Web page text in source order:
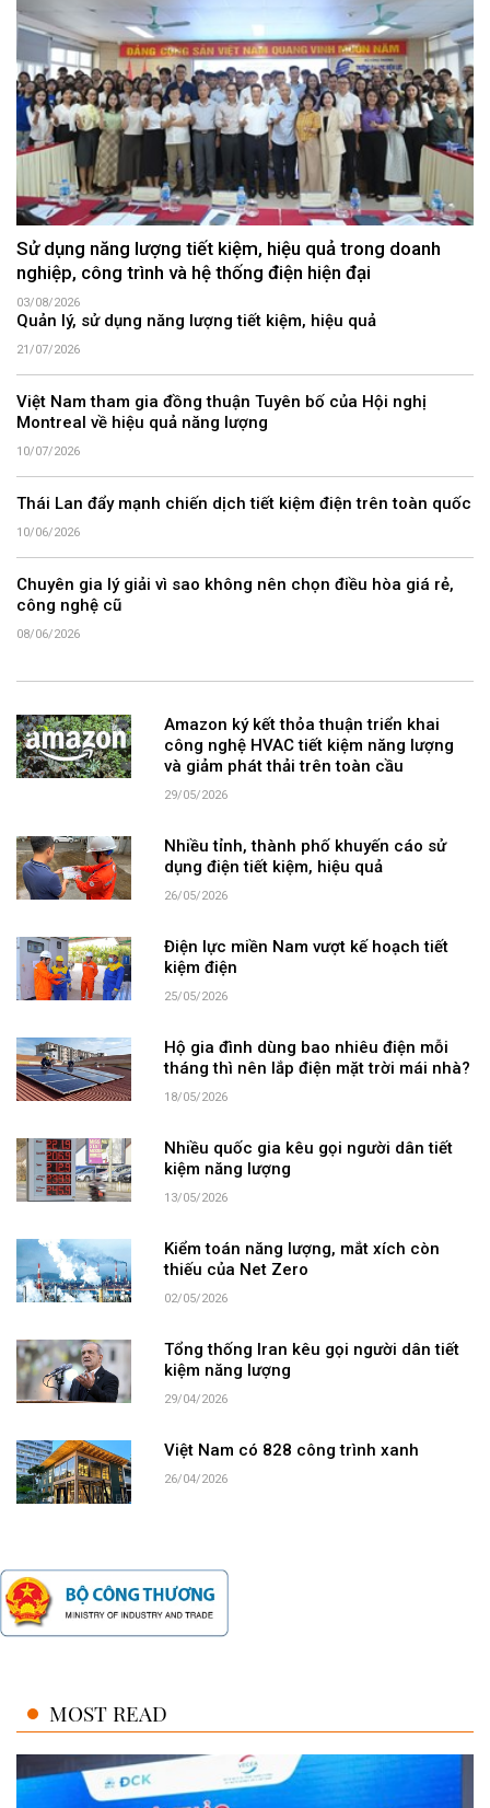
Sử dụng năng lượng tiết kiệm, hiệu quả trong doanh
nghiệp, công trình và hệ thống điện hiện đại
03/08/2026
Quản lý, sử dụng năng lượng tiết kiệm, hiệu quả
21/07/2026
Việt Nam tham gia đồng thuận Tuyên bố của Hội nghị
Montreal về hiệu quả năng lượng
10/07/2026
Thái Lan đẩy mạnh chiến dịch tiết kiệm điện trên toàn quốc
10/06/2026
Chuyên gia lý giải vì sao không nên chọn điều hòa giá rẻ,
công nghệ cũ
08/06/2026
Amazon ký kết thỏa thuận triển khai
công nghệ HVAC tiết kiệm năng lượng
và giảm phát thải trên toàn cầu
29/05/2026
Nhiều tỉnh, thành phố khuyến cáo sử
dụng điện tiết kiệm, hiệu quả
26/05/2026
Điện lực miền Nam vượt kế hoạch tiết
kiệm điện
25/05/2026
Hộ gia đình dùng bao nhiêu điện mỗi
tháng thì nên lắp điện mặt trời mái nhà?
18/05/2026
Nhiều quốc gia kêu gọi người dân tiết
kiệm năng lượng
13/05/2026
Kiểm toán năng lượng, mắt xích còn
thiếu của Net Zero
02/05/2026
Tổng thống Iran kêu gọi người dân tiết
kiệm năng lượng
29/04/2026
Việt Nam có 828 công trình xanh
26/04/2026
MOST READ